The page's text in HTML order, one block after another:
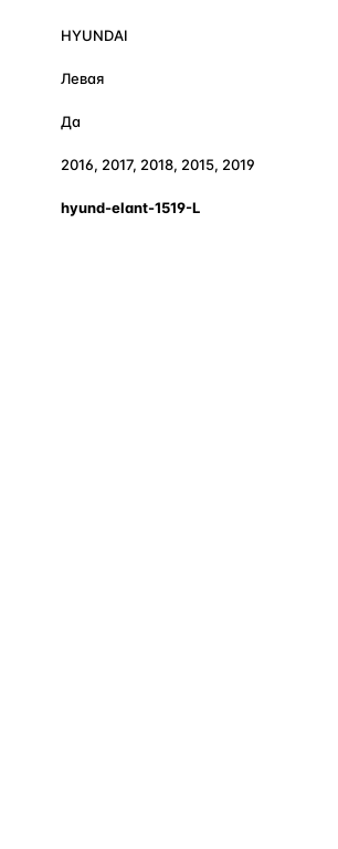
HYUNDAI
Левая
Да
2016, 2017, 2018, 2015, 2019
hyund-elant-1519-L